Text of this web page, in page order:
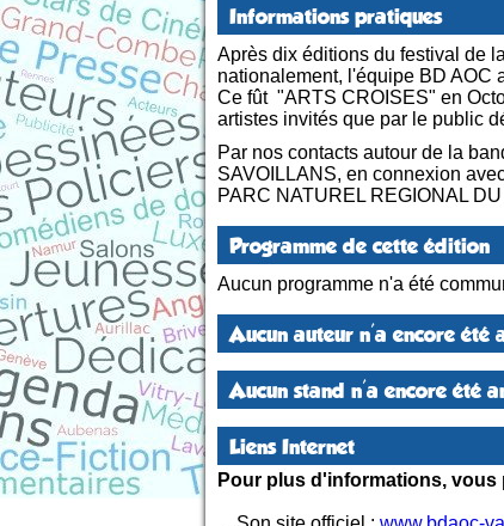
Informations pratiques
Après dix éditions du festival de
nationalement, l'équipe BD AOC
Ce fût "ARTS CROISES" en
artistes invités que par le public
Par nos contacts autour de la
SAVOILLANS, en connexion
PARC NATUREL REGIONAL
Programme de cette édition
Aucun programme n'a été
Aucun auteur n'a encore été
Aucun stand n'a encore été
Liens Internet
Pour plus d'informations,